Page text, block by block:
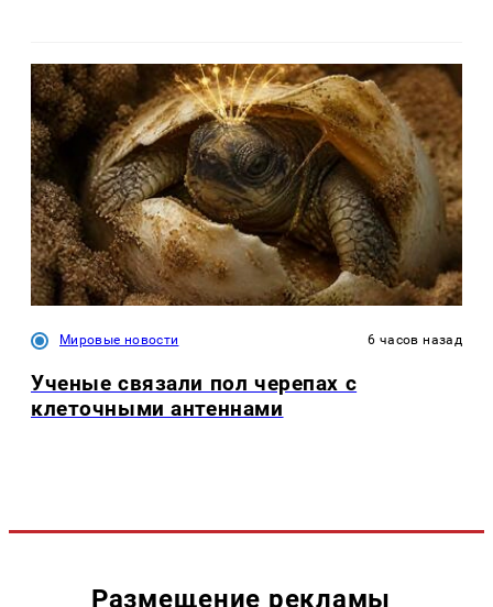
Мировые новости 6 часов назад
Ученые связали пол черепах с
клеточными антеннами
Размещение рекламы